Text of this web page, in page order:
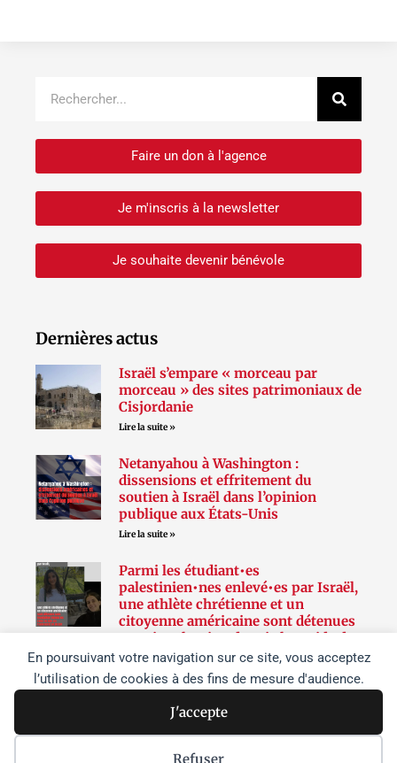
En poursuivant votre navigation sur ce site, vous acceptez
l’utilisation de cookies à des fins de mesure d'audience.
J'accepte
Refuser
Faire un don à l'agence
Je m'inscris à la newsletter
Je souhaite devenir bénévole
Dernières actus
Israël s’empare « morceau par
morceau » des sites patrimoniaux de
Cisjordanie
Lire la suite »
Netanyahou à Washington :
dissensions et effritement du
soutien à Israël dans l’opinion
publique aux États-Unis
Lire la suite »
Parmi les étudiant•es
palestinien•nes enlevé•es par Israël,
une athlète chrétienne et un
citoyenne américaine sont détenues
sans inculpation depuis les raids de
juin sur l’université de Birzeit
Lire la suite »